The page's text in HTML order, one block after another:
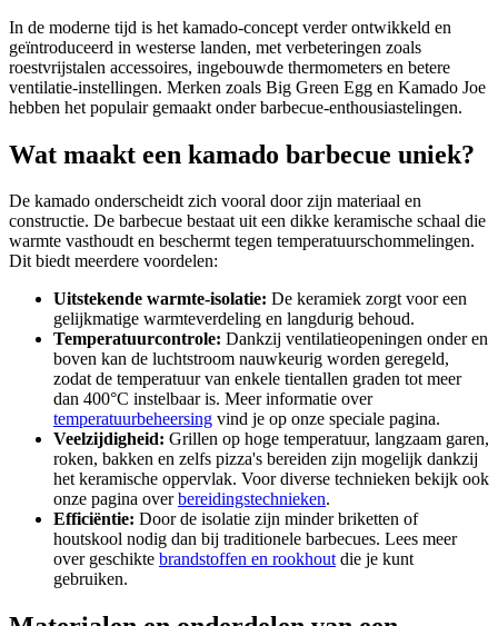
In de moderne tijd is het kamado-concept verder ontwikkeld en
geïntroduceerd in westerse landen, met verbeteringen zoals
roestvrijstalen accessoires, ingebouwde thermometers en betere
ventilatie-instellingen. Merken zoals Big Green Egg en Kamado Joe
hebben het populair gemaakt onder barbecue-enthousiastelingen.
Wat maakt een kamado barbecue uniek?
De kamado onderscheidt zich vooral door zijn materiaal en
constructie. De barbecue bestaat uit een dikke keramische schaal die
warmte vasthoudt en beschermt tegen temperatuurschommelingen.
Dit biedt meerdere voordelen:
Uitstekende warmte-isolatie: De keramiek zorgt voor een
gelijkmatige warmteverdeling en langdurig behoud.
Temperatuurcontrole: Dankzij ventilatieopeningen onder en
boven kan de luchtstroom nauwkeurig worden geregeld,
zodat de temperatuur van enkele tientallen graden tot meer
dan 400°C instelbaar is. Meer informatie over
temperatuurbeheersing vind je op onze speciale pagina.
Veelzijdigheid: Grillen op hoge temperatuur, langzaam garen,
roken, bakken en zelfs pizza's bereiden zijn mogelijk dankzij
het keramische oppervlak. Voor diverse technieken bekijk ook
onze pagina overbereidingstechnieken.
Efficiëntie: Door de isolatie zijn minder briketten of
houtskool nodig dan bij traditionele barbecues. Lees meer
over geschikte brandstoffen en rookhoutdie je kunt
gebruiken.